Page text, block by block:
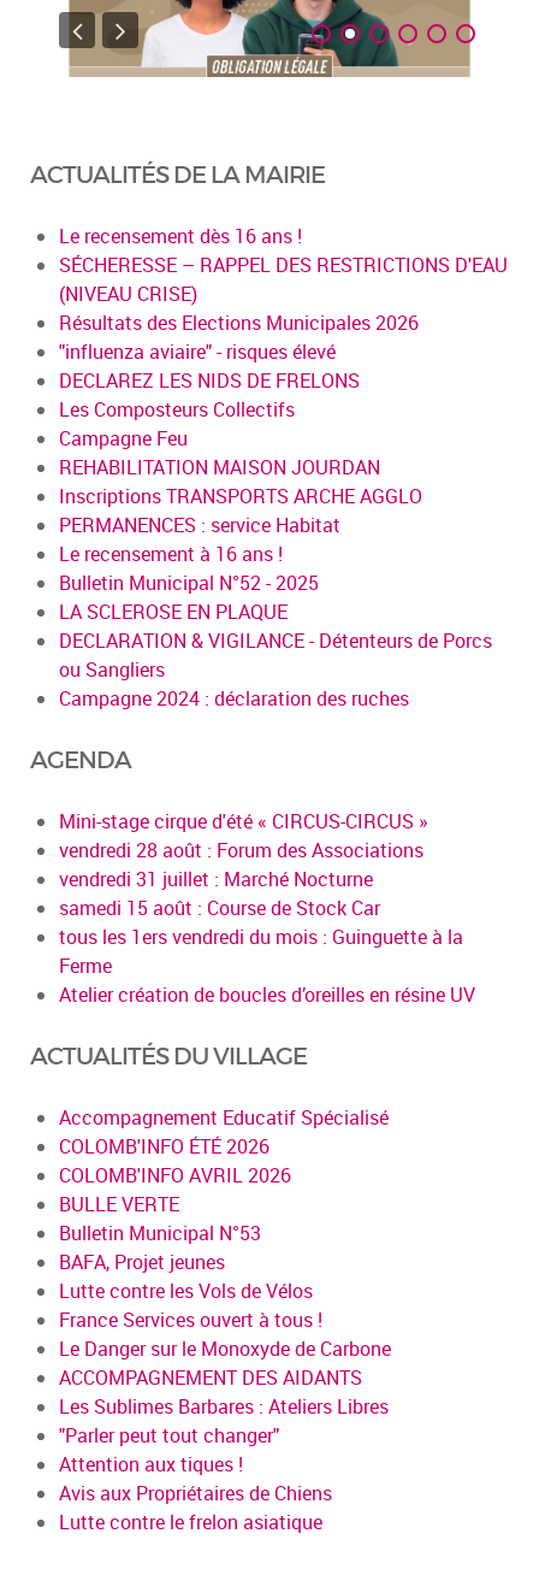
ACTUALITÉS DE LA MAIRIE
Le recensement dès 16 ans !
SÉCHERESSE – RAPPEL DES RESTRICTIONS D'EAU
(NIVEAU CRISE)
Résultats des Elections Municipales 2026
"influenza aviaire" - risques élevé
DECLAREZ LES NIDS DE FRELONS
Les Composteurs Collectifs
Campagne Feu
REHABILITATION MAISON JOURDAN
Inscriptions TRANSPORTS ARCHE AGGLO
PERMANENCES : service Habitat
Le recensement à 16 ans !
Bulletin Municipal N°52 - 2025
LA SCLEROSE EN PLAQUE
DECLARATION & VIGILANCE - Détenteurs de Porcs
ou Sangliers
Campagne 2024 : déclaration des ruches
AGENDA
Mini-stage cirque d'été « CIRCUS-CIRCUS »
vendredi 28 août : Forum des Associations
vendredi 31 juillet : Marché Nocturne
samedi 15 août : Course de Stock Car
tous les 1ers vendredi du mois : Guinguette à la
Ferme
Atelier création de boucles d’oreilles en résine UV
ACTUALITÉS DU VILLAGE
Accompagnement Educatif Spécialisé
COLOMB'INFO ÉTÉ 2026
COLOMB'INFO AVRIL 2026
BULLE VERTE
Bulletin Municipal N°53
BAFA, Projet jeunes
Lutte contre les Vols de Vélos
France Services ouvert à tous !
Le Danger sur le Monoxyde de Carbone
ACCOMPAGNEMENT DES AIDANTS
Les Sublimes Barbares : Ateliers Libres
"Parler peut tout changer"
Attention aux tiques !
Avis aux Propriétaires de Chiens
Lutte contre le frelon asiatique